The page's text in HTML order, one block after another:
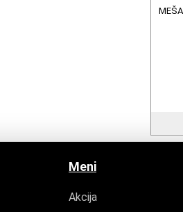
Meni
Akcija